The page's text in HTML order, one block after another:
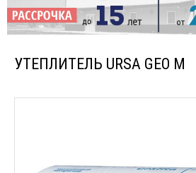
УТЕПЛИТЕЛЬ URSA GEO М